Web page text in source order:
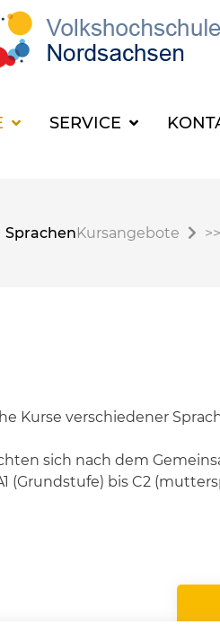
SERVICE
SprachenKursangebote >>
Kurse verschiedener
sich nach dem
(Grundstufe) bis C2